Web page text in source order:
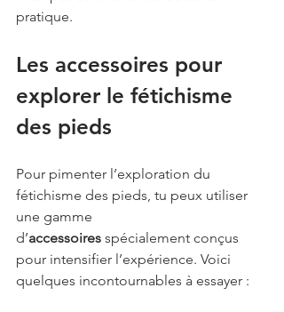
pratique.
Les accessoires pour
explorer le fétichisme
des pieds
Pour pimenter l’exploration du
fétichisme des pieds, tu peux utiliser
une gamme
d’accessoires spécialement conçus
pour intensifier l’expérience. Voici
quelques incontournables à essayer :